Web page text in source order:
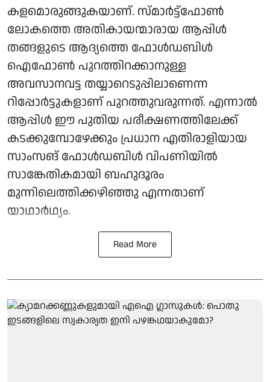
കളമൊരുങ്ങുകയാണ്. സ്മാർട്ട്‌ഫോൺ
ലോകത്തെ അതികായന്മാരായ ആപ്പിൾ
തങ്ങളുടെ ആദ്യത്തെ ഫോൾഡബിൾ
ഐഫോൺ പുറത്തിറക്കാനുള്ള
അവസാനവട്ട തയ്യാറെടുപ്പിലാണെന്ന
റിപ്പോർട്ടുകളാണ് പുറത്തുവരുന്നത്. എന്നാൽ
ആപ്പിൾ ഈ പുതിയ പരീക്ഷണത്തിലേക്ക്
കടക്കുമ്പോഴേക്കും പ്രധാന എതിരാളിയായ
സാംസങ് ഫോൾഡബിൾ വിപണിയിൽ
സാങ്കേതികമായി ബഹുദൂരം
മുന്നിലെത്തിക്കഴിഞ്ഞു എന്നതാണ്
യാഥാർഥ്യം.
Read More